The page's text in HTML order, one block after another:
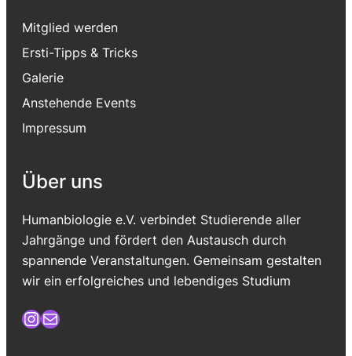
Mitglied werden
Ersti-Tipps & Tricks
Galerie
Anstehende Events
Impressum
Über uns
Humanbiologie e.V. verbindet Studierende aller
Jahrgänge und fördert den Austausch durch
spannende Veranstaltungen. Gemeinsam gestalten
wir ein erfolgreiches und lebendiges Studium
InstagramE-Mail